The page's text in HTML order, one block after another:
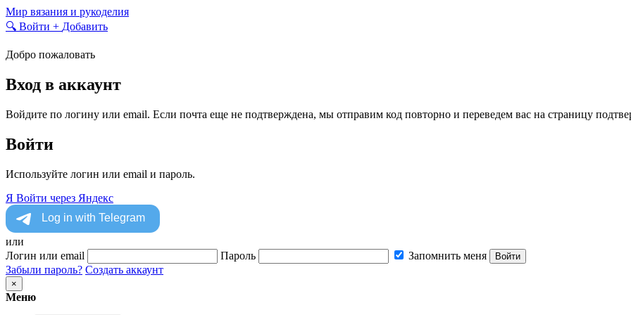
Skip
to
Мир вязания и рукоделия
🔍 Войти + Добавить
Добро пожаловать
Вход в аккаунт
Войдите по логину или email. Если почта еще не подтверждена, мы отправим код повторно и переведем вас на страницу
Войти
Используйте логин или email и пароль.
Я Войти через Яндекс
или
Логин или email
Пароль Запомнить меня Войти
Забыли пароль? Создать аккаунт
×
Меню